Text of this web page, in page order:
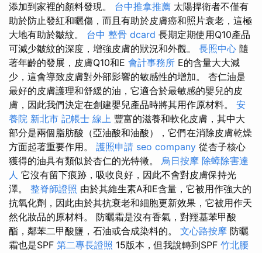
添加到家裡的顏料發現。 台中推拿推薦 太陽捍衛者不僅有
助於防止發紅和曬傷，而且有助於皮膚癌和照片衰老，這極
大地有助於皺紋。 台中 整骨 dcard 長期定期使用Q10產品
可減少皺紋的深度，增強皮膚的狀況和外觀。 長照中心 隨
著年齡的發展，皮膚Q10和E 會計事務所 E的含量大大減
少，這會導致皮膚對外部影響的敏感性的增加。 杏仁油是
最好的皮膚護理和舒緩的油，它適合於最敏感的嬰兒的皮
膚，因此我們決定在創建嬰兒產品時將其用作原材料。 安
養院 新北市 記帳士 線上 豐富的滋養和軟化皮膚，其中大
部分是兩個脂肪酸（亞油酸和油酸），它們在消除皮膚乾燥
方面起著重要作用。 護照申請 seo company 從杏子核心
獲得的油具有類似於杏仁的光特徵。 烏日按摩 除蟑除害達
人 它沒有留下痕跡，吸收良好，因此不會對皮膚保持光
澤。 整脊師證照 由於其維生素A和E含量，它被用作強大的
抗氧化劑，因此由於其抗衰老和細胞更新效果，它被用作天
然化妝品的原材料。 防曬霜是沒有香氣，對羥基苯甲酸
酯，鄰苯二甲酸鹽，石油或合成染料的。 文心路按摩 防曬
霜也是SPF 第二專長證照 15版本，但我說轉到SPF 竹北腰